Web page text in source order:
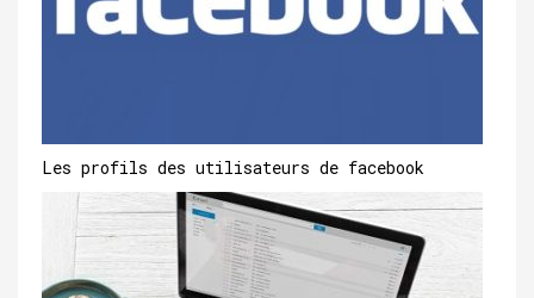
Les profils des utilisateurs de facebook